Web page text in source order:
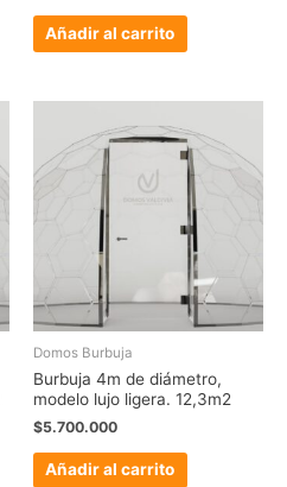
Añadir al carrito
Domos Burbuja
Burbuja 4m de diámetro,
modelo lujo ligera. 12,3m2
$5.700.000
Añadir al carrito